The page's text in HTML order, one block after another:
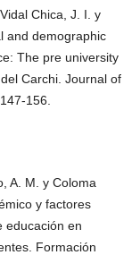
Chica, J. I. y
and demographic
The pre university
Carchi. Journal of
156.
A. M. y Coloma
y factores
educación en
Formación